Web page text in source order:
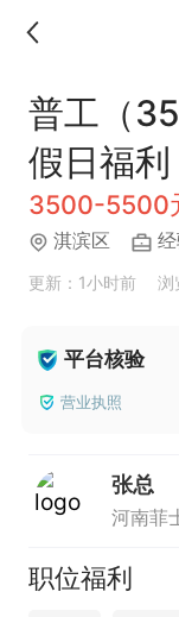
普工（
假日福利
3500-5500
淇滨区
更新：1小时前 浏
平台核验
营业执照
张总
河南菲
职位福利